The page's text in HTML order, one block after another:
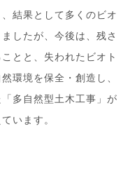
結果として多くのビオ
したが、今後は、残さ
とと、失われたビオト
環境を保全・創造し、
多自然型土木工事」が
います。